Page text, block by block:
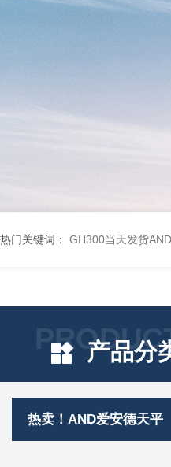
热门关键词： GH300当天发货
产品分
热卖！AND爱安德天平